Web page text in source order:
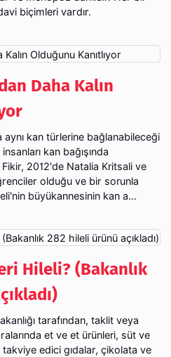
biçimleri vardır.
Daha Kalın
aynı kan türlerine bağlanabileceği
kan bağışında
2012'de Natalia Kritsali ve
olduğu ve bir sorunla
büyükannesinin kan a...
Hileli? (Bakanlık
tarafından, taklit veya
et ve et ürünleri, süt ve
edici gıdalar, çikolata ve